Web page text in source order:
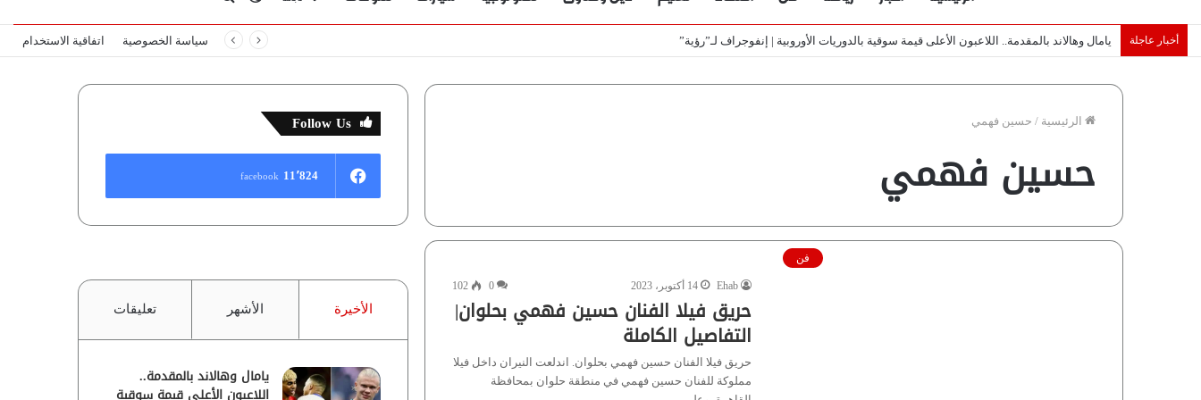
عنالمظلم
أخبار عاجلة خبراء لـ”شبكة رؤية”: «اتفاق مكة» يغيّر قواعد اللعبة بالشرق الأوسط سياسة الخصوصية اتفاقية الاستخدام
الرئيسية / حسين فهمي
حسين فهمي
فن
Ehab 14 أكتوبر، 2023 0
102
حريق فيلا الفنان حسين فهمي بحلوان|
التفاصيل الكاملة
حريق فيلا الفنان حسين فهمي بحلوان. اندلعت النيران داخل فيلا
مملوكة للفنان حسين فهمي في منطقة حلوان بمحافظة
Follow Us
11٬824 facebook
الأخيرة الأشهر تعليقات
يامال وهالاند بالمقدمة..
اللاعبون الأعلى قيمة سوقية